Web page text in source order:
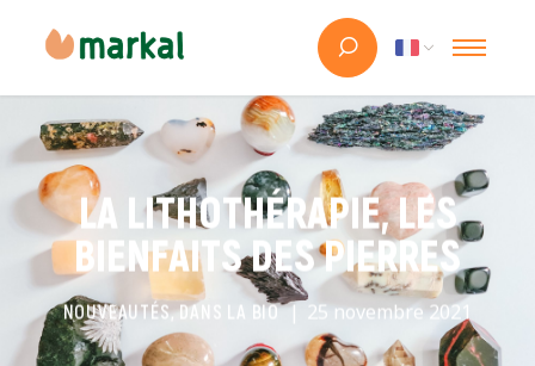
LA LITHOTHÉRAPIE, LES
BIENFAITS DES PIERRES
NOUVEAUTÉS, DANS LA BIO 25 novembre 2021